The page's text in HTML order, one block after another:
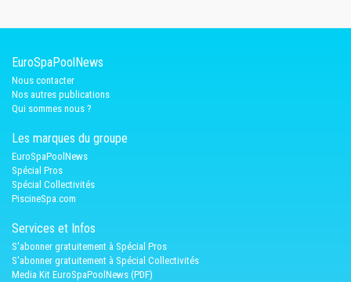
EuroSpaPoolNews
Nous contacter
Nos autres publications
Qui sommes nous ?
Les marques du groupe
EuroSpaPoolNews
Spécial Pros
Spécial Collectivités
PiscineSpa.com
Services et Infos
S'abonner gratuitement à Spécial Pros
S'abonner gratuitement à Spécial Collectivités
Media Kit EuroSpaPoolNews (PDF)